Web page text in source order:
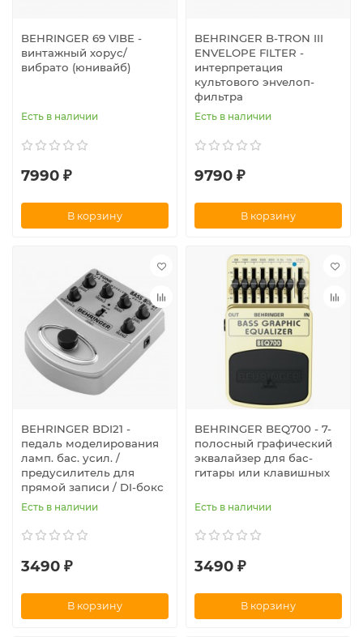
BEHRINGER 69 VIBE -
винтажный хорус/
вибрато (юнивайб)
Есть в наличии
7990 ₽
В корзину
BEHRINGER B-TRON III
ENVELOPE FILTER -
интерпретация
культового энveлоп-
фильтра
Есть в наличии
9790 ₽
В корзину
BEHRINGER BDI21 -
педаль моделирования
ламп. бас. усил. /
предусилитель для
прямой записи / DI-бокс
Есть в наличии
3490 ₽
В корзину
BEHRINGER BEQ700 - 7-
полосный графический
эквалайзер для бас-
гитары или клавишных
Есть в наличии
3490 ₽
В корзину